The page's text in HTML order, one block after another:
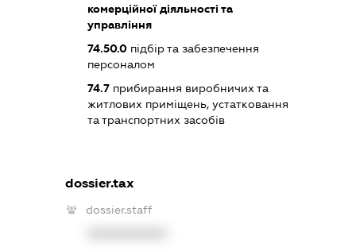
комерційної діяльності та
управління
74.50.0підбір та забезпечення
персоналом
74.7прибирання виробничих та
житлових приміщень, устатковання
та транспортних засобів
dossier.tax
dossier.staff